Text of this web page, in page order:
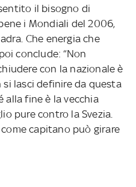
il bisogno di
i Mondiali del 2006,
Che energia che
conclude: “Non
con la nazionale è
lasci definire da questa
fine è la vecchia
pure contro la Svezia.
capitano può girare